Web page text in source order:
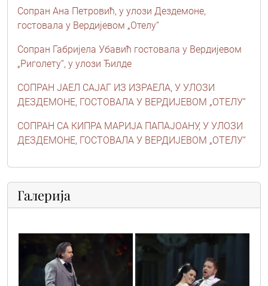
Сопран Ана Петровић, у улози Дездемоне,
гостовала у Вердијевом „Отелу“
Сопран Габријела Убавић гостовала у Вердијевом
„Риголету“, у улози Ђилде
СОПРАН ЈАЕЛ САЈАГ ИЗ ИЗРАЕЛА, У УЛОЗИ
ДЕЗДЕМОНЕ, ГОСТОВАЛА У ВЕРДИЈЕВОМ „ОТЕЛУ“
СОПРАН СА КИПРА МАРИЈА ПАПАЈОАНУ, У УЛОЗИ
ДЕЗДЕМОНЕ, ГОСТОВАЛА У ВЕРДИЈЕВОМ „ОТЕЛУ“
Галерија
vic2627